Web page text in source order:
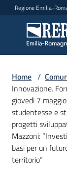
Vai al contenuto
Vai alla navigazione
Vai al footer
Regione Emilia-
Comunicati
stampa
Menu
Cerca
un
comunicato
Risorse
Home /
Innovazione.
giovedì 7
studentesse e
progetti
Mazzoni:
basi per un
territorio”